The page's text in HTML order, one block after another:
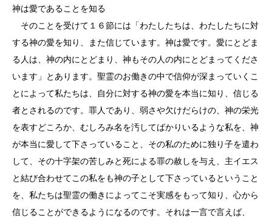
神は愛であることを知る
そのことを受けて１６節には「わたしたちは、わたしたちに対
する神の愛を知り、また信じています。神は愛です。愛にとどま
る人は、神の内にとどまり、神もその人の内にとどまってくださ
います」とあります。聖霊のお働きの中で信仰が深まっていくこ
とによって私たちは、自分に対する神の愛を本当に知り、信じる
者とされるのです。罪人であり、弱さや欠けだらけの、神の栄光
を表すどころか、むしろみ名を汚してばかりいるような私を、神
が本当に愛して下さっていること、その私のために独り子を遣わ
して、その十字架の苦しみと死による罪の赦しを与え、主イエス
と結び合わせてこの私をも神の子として下さっているということ
を、私たちは聖霊の働きによってこそ実感をもって知り、心から
信じることができるようになるのです。それは一言で言えば、